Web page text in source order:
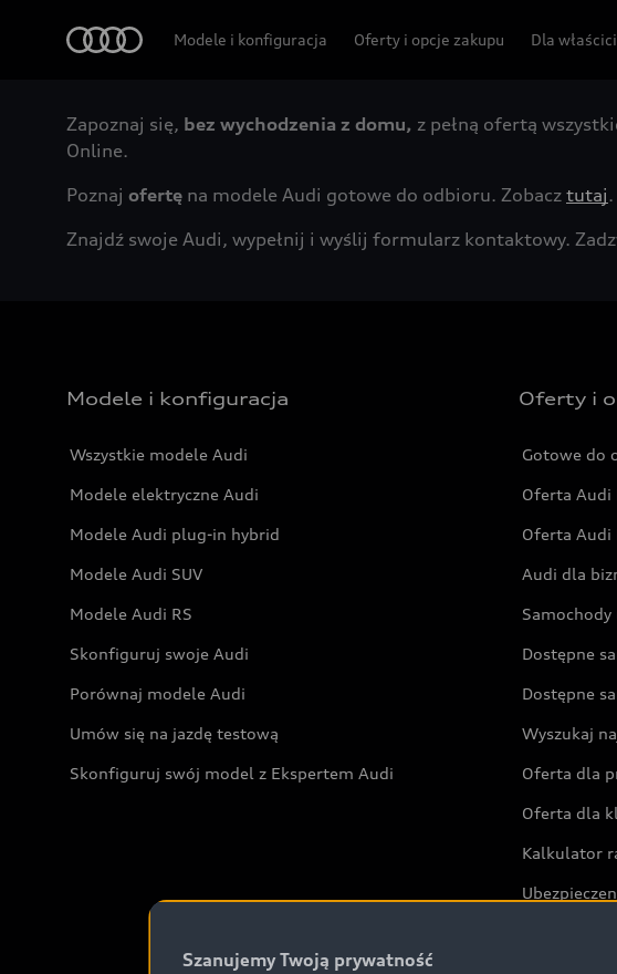
Modele i konfiguracja Oferty i opcje zakupu Dla
Zapoznaj się, bez wychodzenia z domu, z pełną ofertą
Online.
Poznaj ofertę na modele Audi gotowe do odbioru. Zobacz tutaj.
Znajdź swoje Audi, wypełnij i wyślij formularz kontaktowy.
Modele i konfiguracja
Wszystkie modele Audi
Modele elektryczne Audi
Modele Audi plug-in hybrid
Modele Audi SUV
Modele Audi RS
Skonfiguruj swoje Audi
Porównaj modele Audi
Umów się na jazdę testową
Skonfiguruj swój model z Ekspertem Audi
Oferty i
Gotowe do
Oferta Audi
Oferta Audi
Audi dla
Dostępne
Dostępne
Wyszukaj
Oferta dla
Oferta dla
Kalkulator
Szanujemy Twoją prywatność